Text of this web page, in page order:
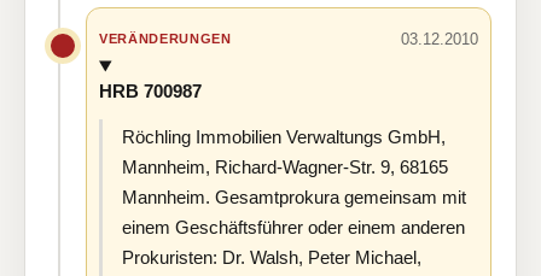
VERÄNDERUNGEN 03.12.2010
HRB 700987
Röchling Immobilien Verwaltungs GmbH,
Mannheim, Richard-Wagner-Str. 9, 68165
Mannheim. Gesamtprokura gemeinsam mit
einem Geschäftsführer oder einem anderen
Prokuristen: Dr. Walsh, Peter Michael,